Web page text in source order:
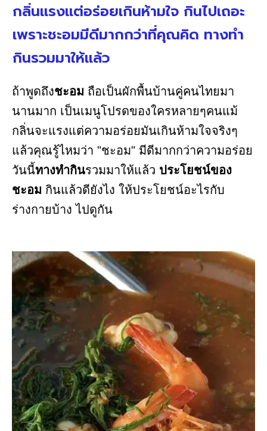
กลิ่นแรงแต่อร่อยเกินห้ามใจ กินไปเถอะ
เพราะชะอมมีดีมากกว่าที่คุณคิด ทางทำ
กินรวมมาให้แล้ว
ถ้าพูดถึงชะอม ถือเป็นผักพื้นบ้านคู่คนไทยมา
นานมาก เป็นเมนูโปรดของใครหลายๆคนแม้
กลิ่นจะแรงแต่ความอร่อยมันเกินห้ามใจจริงๆ
แล้วคุณรู้ไหมว่า "ชะอม" มีดีมากกว่าความอร่อย
วันนี้ทางทำกินรวมมาให้แล้ว ประโยชน์ของ
ชะอม กินแล้วดียังไง ให้ประโยชน์อะไรกับ
ร่างกายบ้าง ไปดูกัน